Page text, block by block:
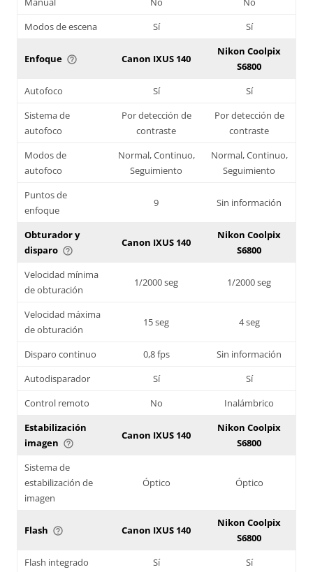
Modos de escena
Sí Sí
Enfoque help_outline Canon IXUS 140
Nikon Coolpix
S6800
Autofoco
Sí
Sí
Sistema de
autofoco
Por detección de
contraste
Por detección de
contraste
Modos de
autofoco
Normal, Continuo,
Seguimiento
Normal, Continuo,
Seguimiento
Puntos de
enfoque
9 Sin información
Obturador y
disparo help_outline
Canon IXUS 140
Nikon Coolpix
S6800
Velocidad mínima
de obturación
1/2000 seg 1/2000 seg
Velocidad máxima
de obturación
15 seg 4 seg
Disparo continuo 0,8 fps
Sin información
Autodisparador
Sí
Sí
Control remoto
No
Inalámbrico
Estabilización
imagen help_outline
Canon IXUS 140
Nikon Coolpix
S6800
Sistema de
estabilización de
imagen
Óptico Óptico
Flash help_outline Canon IXUS 140
Nikon Coolpix
S6800
Flash integrado
Sí
Sí